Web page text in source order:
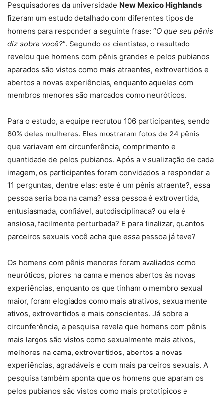
Pesquisadores da universidade New Mexico Highlands
fizeram um estudo detalhado com diferentes tipos de
homens para responder a seguinte frase: “O que seu pênis
diz sobre você?”. Segundo os cientistas, o resultado
revelou que homens com pênis grandes e pelos pubianos
aparados são vistos como mais atraentes, extrovertidos e
abertos a novas experiências, enquanto aqueles com
membros menores são marcados como neuróticos.
Para o estudo, a equipe recrutou 106 participantes, sendo
80% deles mulheres. Eles mostraram fotos de 24 pênis
que variavam em circunferência, comprimento e
quantidade de pelos pubianos. Após a visualização de cada
imagem, os participantes foram convidados a responder a
11 perguntas, dentre elas: este é um pênis atraente?, essa
pessoa seria boa na cama? essa pessoa é extrovertida,
entusiasmada, confiável, autodisciplinada? ou ela é
ansiosa, facilmente perturbada? E para finalizar, quantos
parceiros sexuais você acha que essa pessoa já teve?
Os homens com pênis menores foram avaliados como
neuróticos, piores na cama e menos abertos às novas
experiências, enquanto os que tinham o membro sexual
maior, foram elogiados como mais atrativos, sexualmente
ativos, extrovertidos e mais conscientes. Já sobre a
circunferência, a pesquisa revela que homens com pênis
mais largos são vistos como sexualmente mais ativos,
melhores na cama, extrovertidos, abertos a novas
experiências, agradáveis e com mais parceiros sexuais. A
pesquisa também aponta que os homens que aparam os
pelos pubianos são vistos como mais prototípicos e